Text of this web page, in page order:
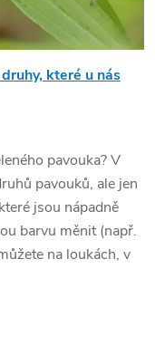
které u nás
pavouka? V
pavouků, ale jen
jsou nápadně
barvu měnit (např.
na loukách, v